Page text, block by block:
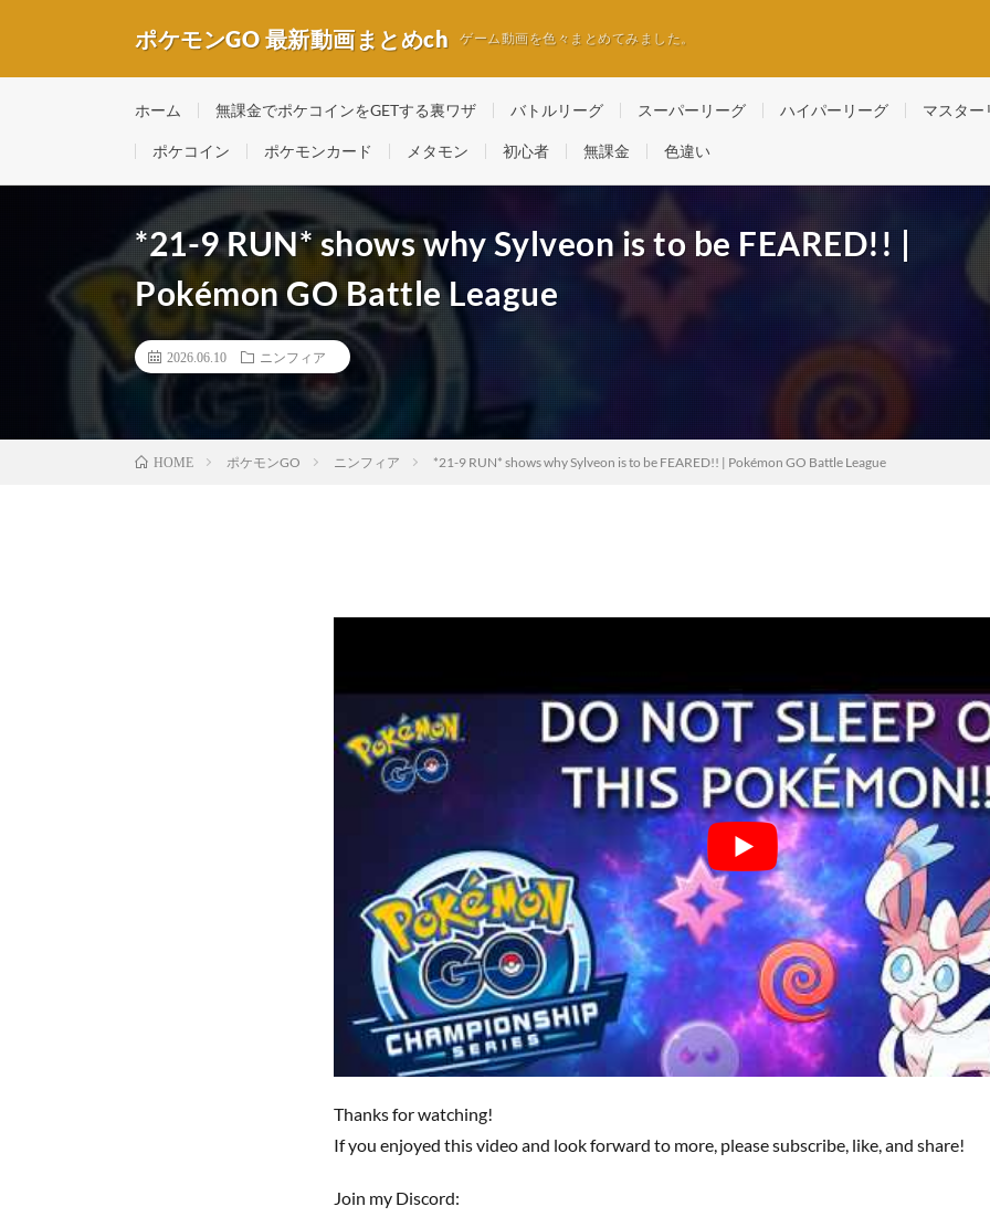
ポケモンGO 最新動画まとめch ゲーム動画を色々まとめてみました。
ホーム 無課金でポケコインをGETする裏ワザ バトルリーグ スーパーリーグ ハイパーリーグ マスター
ポケコイン ポケモンカード メタモン 初心者 無課金 色違い
*21-9 RUN* shows why Sylveon is to be FEARED!! |
Pokémon GO Battle League
2026.06.10 ニンフィア
HOME ポケモンGO ニンフィア *21-9 RUN* shows why Sylveon is to be FEARED!! | Pokémon GO Battle League
Thanks for watching!
If you enjoyed this video and look forward to more, please subscribe, like, and share!
Join my Discord: